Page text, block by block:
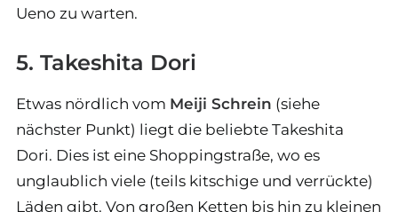
Ueno zu warten.
5. Takeshita Dori
Etwas nördlich vom Meiji Schrein (siehe
nächster Punkt) liegt die beliebte Takeshita
Dori. Dies ist eine Shoppingstraße, wo es
unglaublich viele (teils kitschige und verrückte)
Läden gibt. Von großen Ketten bis hin zu kleinen